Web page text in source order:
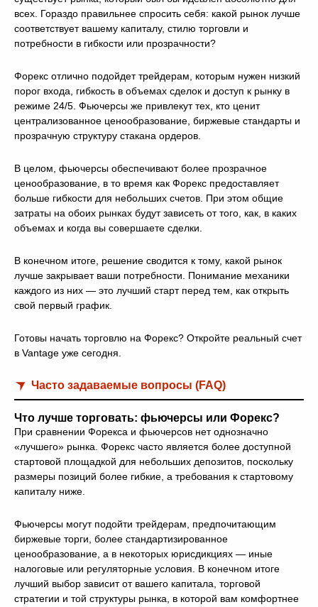
всех. Гораздо правильнее спросить себя: какой рынок лучше
соответствует вашему капиталу, стилю торговли и
потребности в гибкости или прозрачности?
Форекс отлично подойдет трейдерам, которым нужен низкий
порог входа, гибкость в объемах сделок и доступ к рынку в
режиме 24/5. Фьючерсы же привлекут тех, кто ценит
централизованное ценообразование, биржевые стандарты и
прозрачную структуру стакана ордеров.
В целом, фьючерсы обеспечивают более прозрачное
ценообразование, в то время как Форекс предоставляет
больше гибкости для небольших счетов. При этом общие
затраты на обоих рынках будут зависеть от того, как, в каких
объемах и когда вы совершаете сделки.
В конечном итоге, решение сводится к тому, какой рынок
лучше закрывает ваши потребности. Понимание механики
каждого из них — это лучший старт перед тем, как открыть
свой первый график.
Готовы начать торговлю на Форекс? Откройте реальный счет
в Vantage уже сегодня.
Часто задаваемые вопросы (FAQ)
Что лучше торговать: фьючерсы или Форекс?
При сравнении Форекса и фьючерсов нет однозначно
«лучшего» рынка. Форекс часто является более доступной
стартовой площадкой для небольших депозитов, поскольку
размеры позиций более гибкие, а требования к стартовому
капиталу ниже.
Фьючерсы могут подойти трейдерам, предпочитающим
биржевые торги, более стандартизированное
ценообразование, а в некоторых юрисдикциях — иные
налоговые или регуляторные условия. В конечном итоге
лучший выбор зависит от вашего капитала, торговой
стратегии и той структуры рынка, в которой вам комфортнее